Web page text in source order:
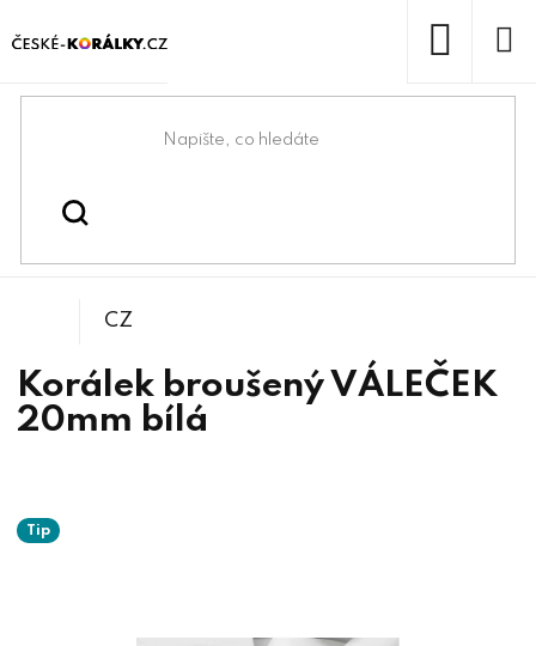
na
Domů
Korálky
Korálek broušený VÁLEČEK
20mm bílá
CZ
Tip